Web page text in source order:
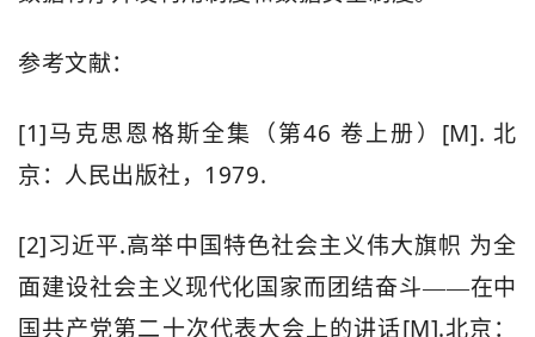
参考文献：
[1]马克思恩格斯全集（第46 卷上册） [M].北
京：人民出版社， 1979.
[2]习近平.高举中国特色社会主义伟大旗帜 为全
面建设社会主义现代化国家而团结奋斗——在中
国共产党第二十次代表大会上的讲话[M].北京：